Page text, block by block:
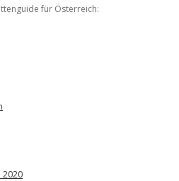
für Österreich:
2020